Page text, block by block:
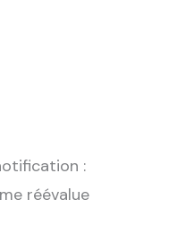
:
réévalue